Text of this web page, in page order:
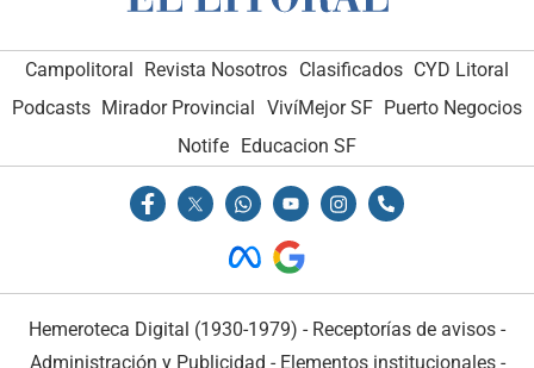
Campolitoral Revista Nosotros Clasificados CYD Litoral
Podcasts Mirador Provincial VivíMejor SF Puerto Negocios
Notife Educacion SF
Hemeroteca Digital (1930-1979) - Receptorías de avisos -
Administración y Publicidad - Elementos institucionales-